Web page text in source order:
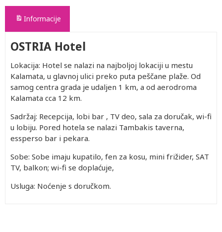
Informacije
OSTRIA Hotel
Lokacija: Hotel se nalazi na najboljoj lokaciji u mestu
Kalamata, u glavnoj ulici preko puta peščane plaže. Od
samog centra grada je udaljen 1 km, a od aerodroma
Kalamata cca 12 km.
Sadržaj: Recepcija, lobi bar , TV deo, sala za doručak, wi-fi
u lobiju. Pored hotela se nalazi Tambakis taverna,
essperso bar i pekara.
Sobe: Sobe imaju kupatilo, fen za kosu, mini frižider, SAT
TV, balkon; wi-fi se doplaćuje,
Usluga: Noćenje s doručkom.